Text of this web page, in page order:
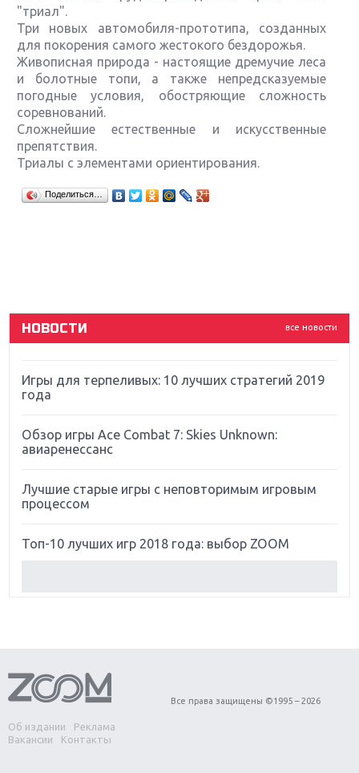
"триал".
Три новых автомобиля-прототипа, созданных
для покорения самого жестокого бездорожья.
Живописная природа - настоящие дремучие леса
и болотные топи, а также непредсказуемые
погодные условия, обостряющие сложность
соревнований.
Сложнейшие естественные и искусственные
препятствия.
Триалы с элементами ориентирования.
Поделиться…
все новости
НОВОСТИ
Крупнейшие релизы мая: Nintendo, Microsoft и
Sony
Far Cry 5: хвалить нельзя ругать
Игры для терпеливых: 10 лучших стратегий 2019
года
Обзор игры Ace Combat 7: Skies Unknown:
авиаренессанс
Лучшие старые игры с неповторимым игровым
процессом
Топ-10 лучших игр 2018 года: выбор ZOOM
Обзор игры Forza Horizon 4: вершина эволюции
Две важных новинки для консолей: Spider-Man и
Divinity Original Sin 2
Об издании
Реклама
Вакансии
Контакты
Все права защищены ©1995 – 2026